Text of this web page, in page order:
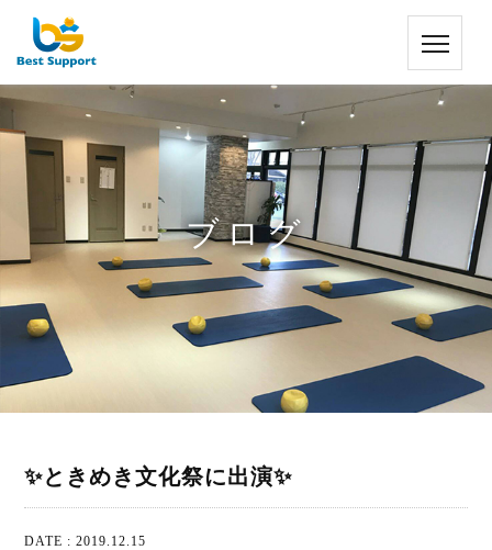
ブログ
✨ときめき文化祭に出演✨
DATE : 2019.12.15